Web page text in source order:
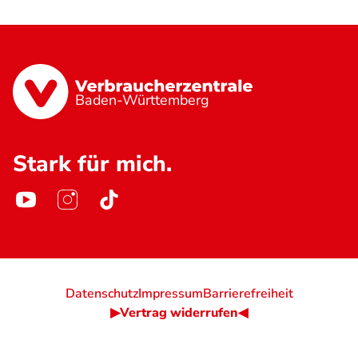
Baden-Württemberg
Stark für mich.
DatenschutzImpressumBarrierefreiheit
▶Vertrag widerrufen◀